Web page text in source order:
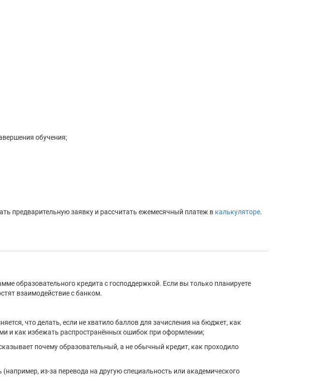
обучения;
предварительную заявку и рассчитать ежемесячный платеж в калькуляторе.
образовательного кредита с господдержкой. Если вы только планируете
взаимодействие с банком.
что делать, если не хватило баллов для зачисления на бюджет, как
и как избежать распространённых ошибок при оформлении;
почему образовательный, а не обычный кредит, как проходило
(например, из-за перевода на другую специальность или академического